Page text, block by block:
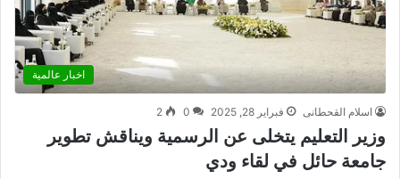
اخبار عالمية
اسلام القحطانى فبراير 28, 2025 0
2
وزير التعليم يتخلى عن الرسمية ويناقش تطوير
جامعة حائل في لقاء ودي